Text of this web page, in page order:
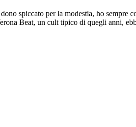
spiccato per la modestia, ho sempre
Beat, un cult tipico di quegli anni,